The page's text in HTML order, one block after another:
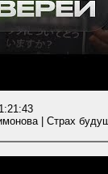
1:21:43
| Страх